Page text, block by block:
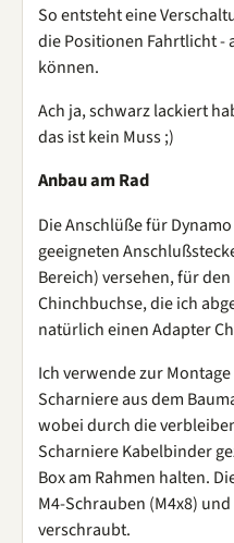
So entsteht eine
die Positionen Fahrtlicht -
können.
Ach ja, schwarz lackiert
das ist kein Muss ;)
Anbau am Rad
Die Anschlüße für
geeigneten
Bereich) versehen, für
Chinchbuchse, die ich
natürlich einen Adapter
Ich verwende zur
Scharniere aus dem
wobei durch die
Scharniere Kabelbinder
Box am Rahmen halten.
M4-Schrauben (M4x8)
verschraubt.